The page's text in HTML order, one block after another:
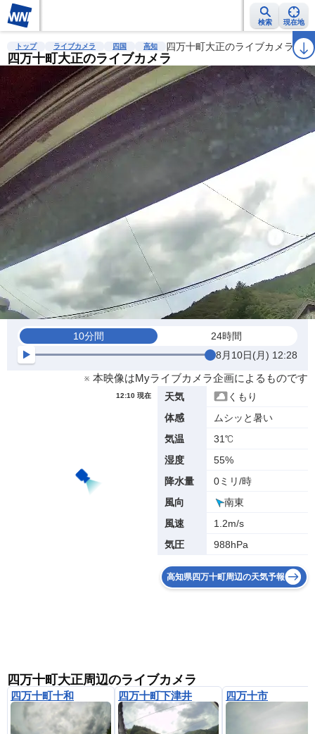
検索 現在地
雨雲レーダー 台風情報 地震情報 警報・注意報 2週間天気 ラ
トップ ライブカメラ 四国 高知 四万十町大正のライブカメラ
四万十町大正のライブカメラ
10分間
24時間
8月10日(月) 12:28
※ 本映像はMyライブカメラ企画によるものです
12:10 現在 天気
くもり
体感
ムシッと暑い
気温
31℃
湿度
55%
降水量
0ミリ/時
風向
南東
風速
1.2m/s
気圧
988hPa
高知県四万十町周辺の天気予報
四万十町大正周辺のライブカメラ
四万十町十和 四万十町下津井 四万十市